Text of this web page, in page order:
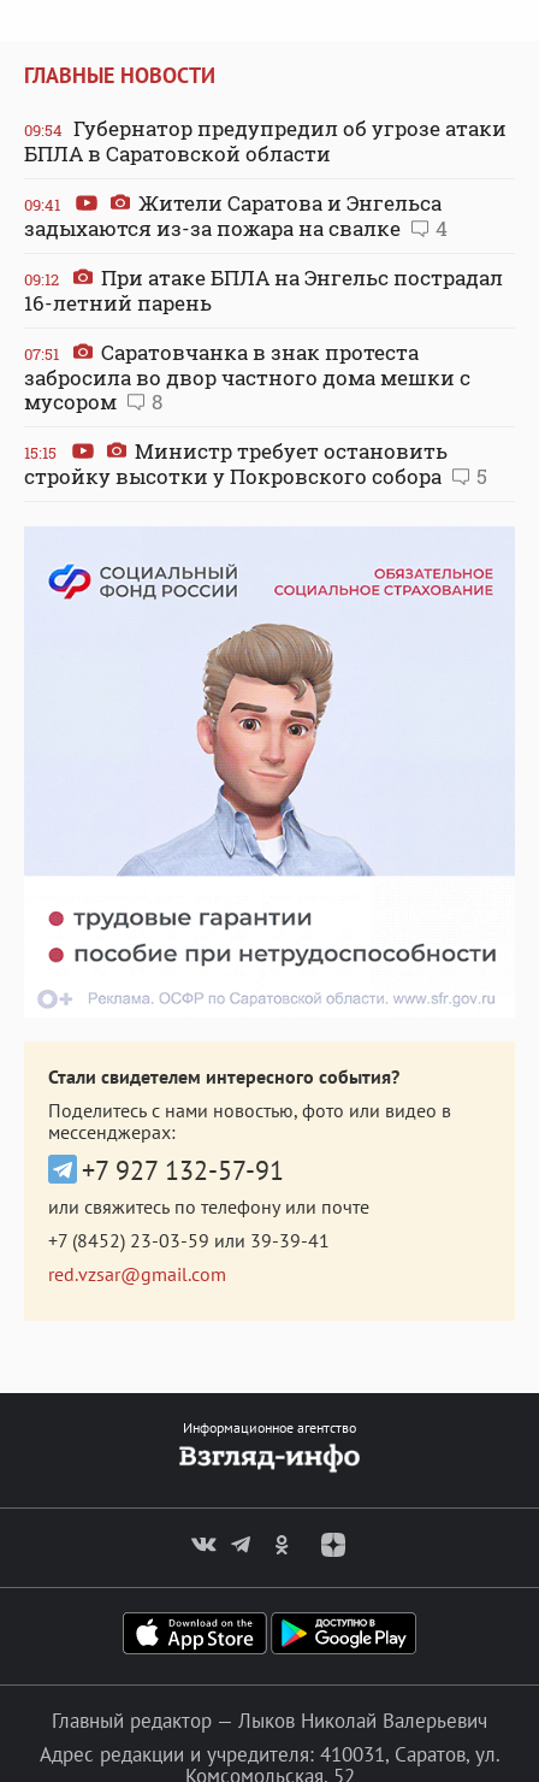
ГЛАВНЫЕ НОВОСТИ
09:54 Губернатор предупредил об угрозе атаки
БПЛА в Саратовской области
09:41
Жители Саратова и Энгельса
задыхаются из-за пожара на свалке
4
09:12
При атаке БПЛА на Энгельс пострадал
16-летний парень
07:51
Саратовчанка в знак протеста
забросила во двор частного дома мешки с
мусором
8
15:15
Министр требует остановить
стройку высотки у Покровского собора
5
Стали свидетелем интересного события?
Поделитесь с нами новостью, фото или видео в
мессенджерах:
+7 927 132-57-91
или свяжитесь по телефону или почте
+7 (8452) 23-03-59 или 39-39-41
red.vzsar@gmail.com
Информационное агентство
Главный редактор — Лыков Николай Валерьевич
Адрес редакции и учредителя: 410031, Саратов, ул.
Комсомольская, 52